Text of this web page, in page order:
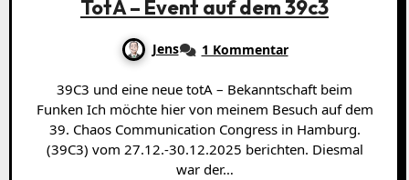
TotA – Event auf dem 39c3
Jens 1 Kommentar
39C3 und eine neue totA – Bekanntschaft beim
Funken Ich möchte hier von meinem Besuch auf dem
39. Chaos Communication Congress in Hamburg.
(39C3) vom 27.12.-30.12.2025 berichten. Diesmal
war der…